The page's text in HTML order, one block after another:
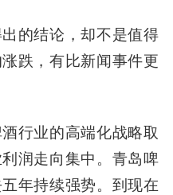
的结论，却不是值得
跌，有比新闻事件更
行业的高端化战略取
润走向集中。 青岛啤
年持续强势。到现在